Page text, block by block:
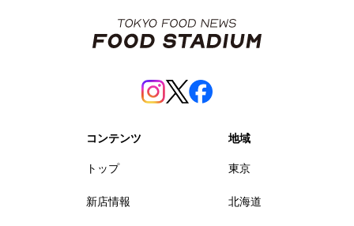
コンテンツ
トップ
新店情報
地域
東京
北海道